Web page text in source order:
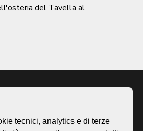
del Tavella al
Homepage
tecnici, analytics e di terze